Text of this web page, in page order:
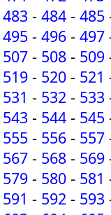
483 - 484 - 485
495 - 496 - 497
507 - 508 - 509
519 - 520 - 521
531 - 532 - 533
543 - 544 - 545
555 - 556 - 557
567 - 568 - 569
579 - 580 - 581
591 - 592 - 593